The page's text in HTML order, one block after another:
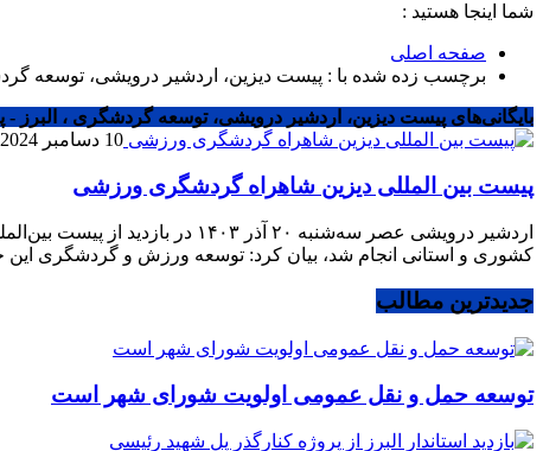
شما اینجا هستید :
صفحه اصلی
برچسب زده شده با : پیست دیزین، اردشیر درویشی، توسعه
بایگانی‌های پیست دیزین، اردشیر درویشی، توسعه گردشگری ، البرز -
10 دسامبر 2024
پیست بین المللی دیزین شاهراه گردشگری ورزشی
اردشیر درویشی عصر سه‌شنبه ۲۰
کشوری و استانی انجام شد، بیان کرد: توسعه ورزش و گردشگری این
جدیدترین مطالب
توسعه حمل و نقل عمومی اولویت شورای شهر است